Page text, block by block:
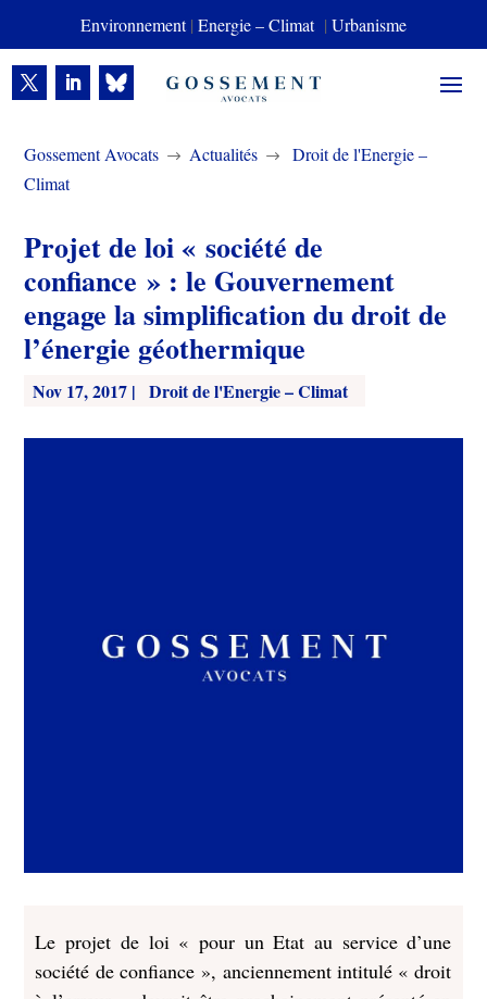
Environnement| Energie – Climat | Urbanisme
Gossement Avocats $ Actualités $
Droit de l'Energie –
Climat
Projet de loi « société de
confiance » : le Gouvernement
engage la simplification du droit de
l’énergie géothermique
Nov 17, 2017 | Droit de l'Energie – Climat
Le projet de loi « pour un Etat au service d’une
société de confiance », anciennement intitulé « droit